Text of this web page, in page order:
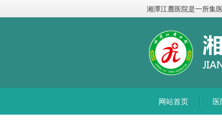
湘潭江麓医院是一所集
网站首页 医